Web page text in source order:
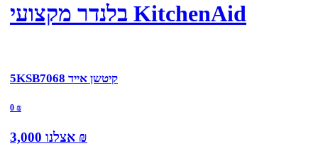
בלנדר מקצועי KitchenAid
5KSB7068 קיטשן אייד
0 ₪
אצלנו 3,000 ₪